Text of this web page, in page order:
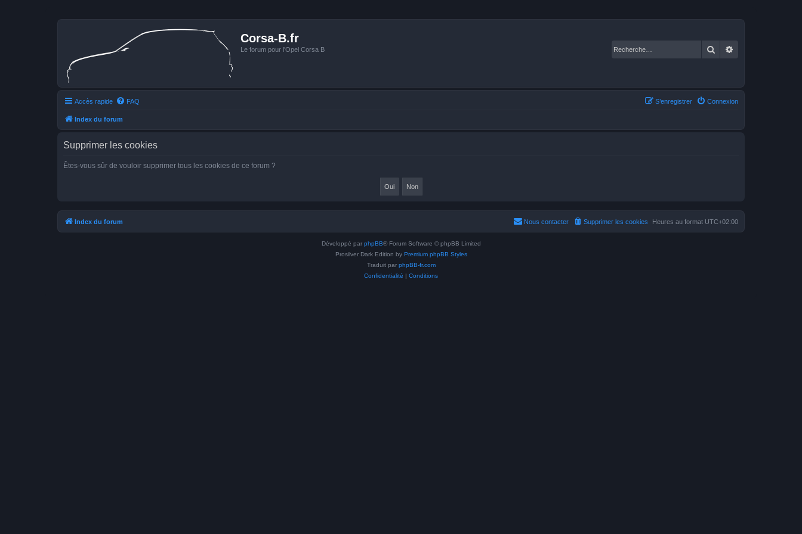
Corsa-B.fr
Le forum pour l'Opel Corsa B Rechercher
Accès rapide FAQ Connexion
S’enregistrer
Index du forum
Supprimer les cookies
Êtes-vous sûr de vouloir supprimer tous les cookies de ce forum ?
Index du forum Heures au format UTC+02:00
Supprimer les cookies
Nous contacter
Développé par phpBB® Forum Software © phpBB Limited
Prosilver Dark Edition by Premium phpBB Styles
Traduit par phpBB-fr.com
Confidentialité | Conditions